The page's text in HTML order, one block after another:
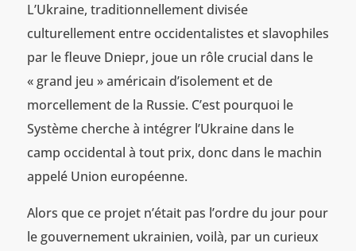
L’Ukraine, traditionnellement divisée
culturellement entre occidentalistes et slavophiles
par le fleuve Dniepr, joue un rôle crucial dans le
« grand jeu » américain d’isolement et de
morcellement de la Russie. C’est pourquoi le
Système cherche à intégrer l’Ukraine dans le
camp occidental à tout prix, donc dans le machin
appelé Union européenne.
Alors que ce projet n’était pas l’ordre du jour pour
le gouvernement ukrainien, voilà, par un curieux